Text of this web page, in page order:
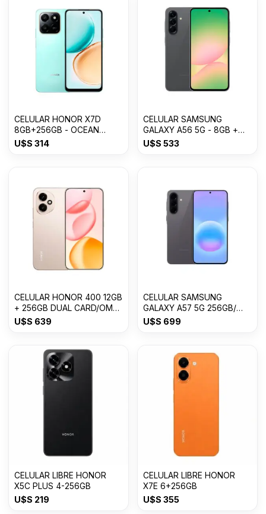
CELULAR HONOR X7D
8GB+256GB - OCEAN
CYAN
U$S 314
CELULAR SAMSUNG
GALAXY A56 5G - 8GB +
256GB Awesome Graphite
U$S 533
CELULAR HONOR 400 12GB
+ 256GB DUAL CARD/OM
USDESERT GOLD
U$S 639
CELULAR SAMSUNG
GALAXY A57 5G 256GB/
8GB RAM
U$S 699
CELULAR LIBRE HONOR
X5C PLUS 4-256GB
U$S 219
CELULAR LIBRE HONOR
X7E 6+256GB
U$S 355